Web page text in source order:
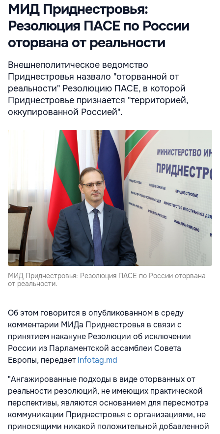
МИД Приднестровья:
Резолюция ПАСЕ по России
оторвана от реальности
Внешнеполитическое ведомство
Приднестровья назвало "оторванной от
реальности" Резолюцию ПАСЕ, в которой
Приднестровье признается "территорией,
оккупированной Россией".
МИД Приднестровья: Резолюция ПАСЕ по России оторвана
от реальности.
Об этом говорится в опубликованном в среду
комментарии МИДа Приднестровья в связи с
принятием накануне Резолюции об исключении
России из Парламентской ассамблеи Совета
Европы, передаетinfotag.md
"Ангажированные подходы в виде оторванных от
реальности резолюций, не имеющих практической
перспективы, являются основанием для пересмотра
коммуникации Приднестровья с организациями, не
приносящими никакой положительной добавленной